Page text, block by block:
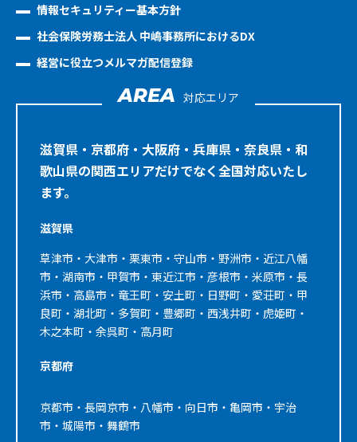
情報セキュリティー基本方針
社会保険労務士法人 中嶋事務所におけるDX
経営に役立つメルマガ配信登録
AREA 対応エリア
滋賀県・京都府・大阪府・兵庫県・奈良県・和
歌山県の関西エリアだけでなく全国対応いたし
ます。
滋賀県
草津市・大津市・栗東市・守山市・野洲市・近江八幡
市・湖南市・甲賀市・東近江市・彦根市・米原市・長
浜市・高島市・竜王町・安土町・日野町・愛荘町・甲
良町・湖北町・多賀町・豊郷町・西浅井町・虎姫町・
木之本町・余呉町・高月町
京都府
京都市・長岡京市・八幡市・向日市・亀岡市・宇治
市・城陽市・舞鶴市